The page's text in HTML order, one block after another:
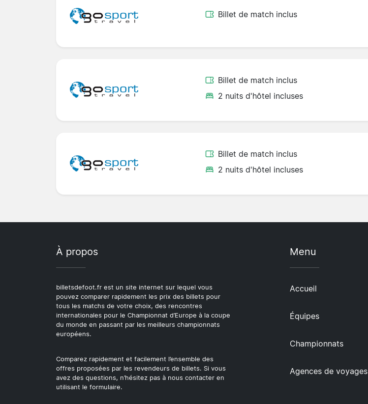
Billet de match inclus
Billet de match inclus
2 nuits d'hôtel incluses
Billet de match inclus
2 nuits d'hôtel incluses
À propos
billetsdefoot.fr est un site internet sur lequel vous
pouvez comparer rapidement les prix des billets pour
tous les matchs de votre choix, des rencontres
internationales pour le Championnat d’Europe à la coupe
du monde en passant par les meilleurs championnats
européens.
Comparez rapidement et facilement l’ensemble des
offres proposées par les revendeurs de billets. Si vous
avez des questions, n’hésitez pas à nous contacter en
utilisant le formulaire.
Menu
Accueil
Équipes
Championnats
Agences de voyages